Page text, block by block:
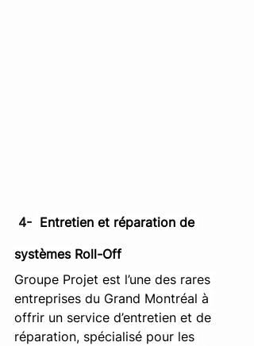
4- Entretien et réparation de
systèmes Roll-Off
Groupe Projet est l’une des rares
entreprises du Grand Montréal à
offrir un service d’entretien et de
réparation, spécialisé pour les